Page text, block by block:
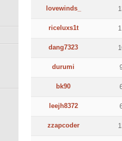
lovewinds_
riceluxs1t
dang7323
durumi
bk90
leejh8372
zzapcoder